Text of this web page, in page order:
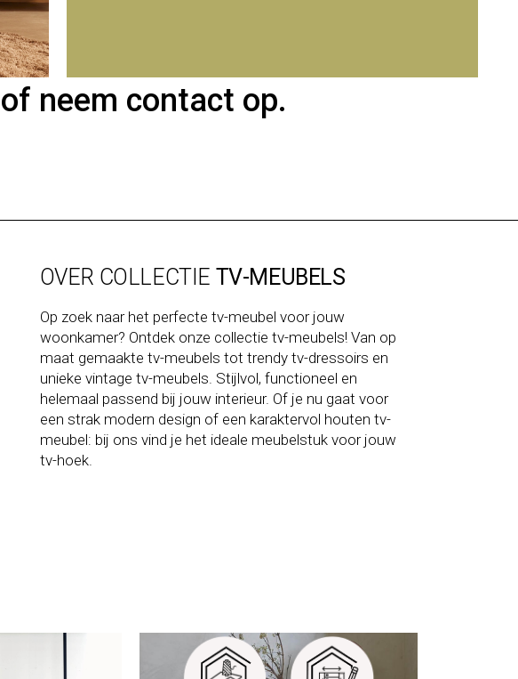
neem contact op.
OVER COLLECTIE TV-MEUBELS
Op zoek naar het perfecte tv-meubel voor jouw
woonkamer? Ontdek onze collectie tv-meubels! Van op
maat gemaakte tv-meubels tot trendy tv-dressoirs en
unieke vintage tv-meubels. Stijlvol, functioneel en
helemaal passend bij jouw interieur. Of je nu gaat voor
een strak modern design of een karaktervol houten tv-
meubel: bij ons vind je het ideale meubelstuk voor jouw
tv-hoek.